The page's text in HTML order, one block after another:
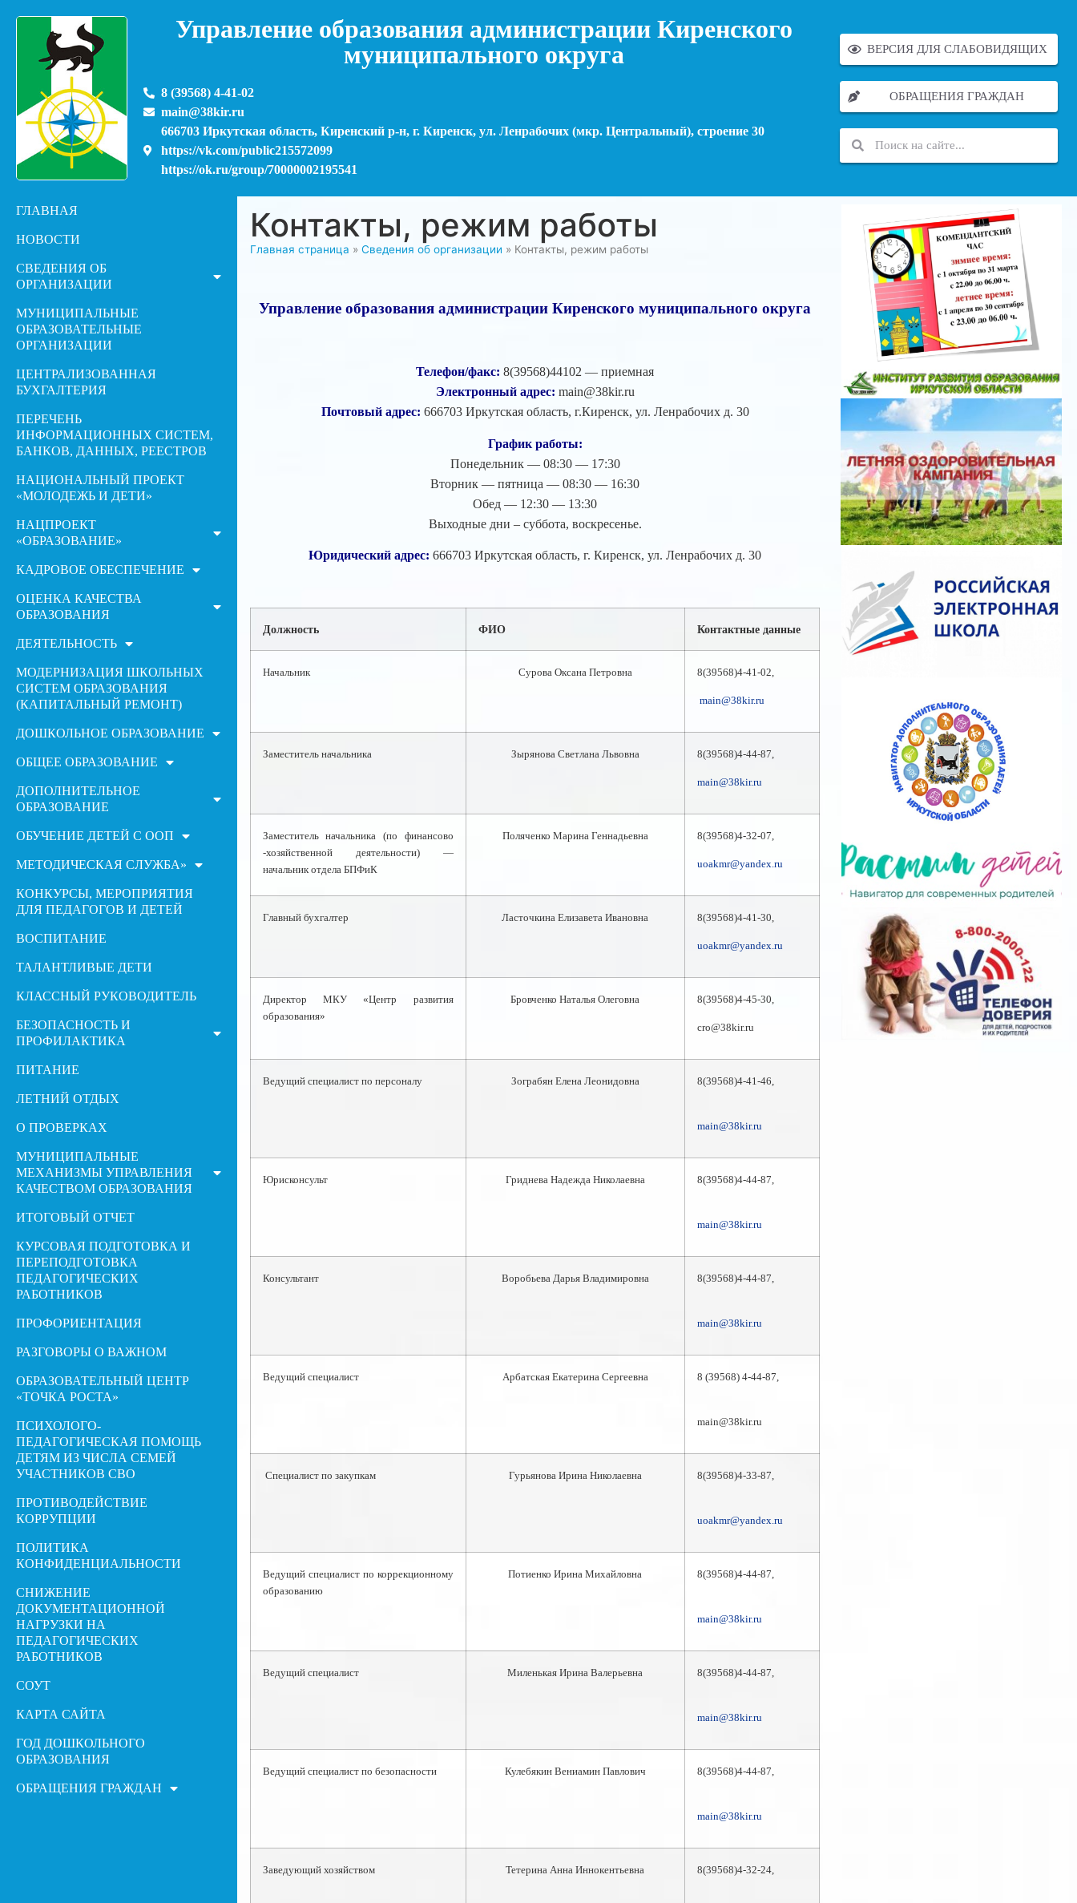
Управление образования администрации Киренского
муниципального округа
8 (39568) 4-41-02
main@38kir.ru
666703 Иркутская область, Киренский р-н, г. Киренск, ул. Ленрабочих (мкр. Центральный), строение 30
https://vk.com/public215572099
https://ok.ru/group/70000002195541
ВЕРСИЯ ДЛЯ СЛАБОВИДЯЩИХ
ОБРАЩЕНИЯ ГРАЖДАН
ГЛАВНАЯ
НОВОСТИ
СВЕДЕНИЯ ОБ
ОРГАНИЗАЦИИ
МУНИЦИПАЛЬНЫЕ
ОБРАЗОВАТЕЛЬНЫЕ
ОРГАНИЗАЦИИ
ЦЕНТРАЛИЗОВАННАЯ
БУХГАЛТЕРИЯ
ПЕРЕЧЕНЬ
ИНФОРМАЦИОННЫХ СИСТЕМ,
БАНКОВ, ДАННЫХ, РЕЕСТРОВ
НАЦИОНАЛЬНЫЙ ПРОЕКТ
«МОЛОДЕЖЬ И ДЕТИ»
НАЦПРОЕКТ
«ОБРАЗОВАНИЕ»
КАДРОВОЕ ОБЕСПЕЧЕНИЕ
ОЦЕНКА КАЧЕСТВА
ОБРАЗОВАНИЯ
ДЕЯТЕЛЬНОСТЬ
МОДЕРНИЗАЦИЯ ШКОЛЬНЫХ
СИСТЕМ ОБРАЗОВАНИЯ
(КАПИТАЛЬНЫЙ РЕМОНТ)
ДОШКОЛЬНОЕ ОБРАЗОВАНИЕ
ОБЩЕЕ ОБРАЗОВАНИЕ
ДОПОЛНИТЕЛЬНОЕ
ОБРАЗОВАНИЕ
ОБУЧЕНИЕ ДЕТЕЙ С ООП
МЕТОДИЧЕСКАЯ СЛУЖБА»
КОНКУРСЫ, МЕРОПРИЯТИЯ
ДЛЯ ПЕДАГОГОВ И ДЕТЕЙ
ВОСПИТАНИЕ
ТАЛАНТЛИВЫЕ ДЕТИ
КЛАССНЫЙ РУКОВОДИТЕЛЬ
БЕЗОПАСНОСТЬ И
ПРОФИЛАКТИКА
ПИТАНИЕ
ЛЕТНИЙ ОТДЫХ
О ПРОВЕРКАХ
МУНИЦИПАЛЬНЫЕ
МЕХАНИЗМЫ УПРАВЛЕНИЯ
КАЧЕСТВОМ ОБРАЗОВАНИЯ
ИТОГОВЫЙ ОТЧЕТ
КУРСОВАЯ ПОДГОТОВКА И
ПЕРЕПОДГОТОВКА
ПЕДАГОГИЧЕСКИХ
РАБОТНИКОВ
ПРОФОРИЕНТАЦИЯ
РАЗГОВОРЫ О ВАЖНОМ
ОБРАЗОВАТЕЛЬНЫЙ ЦЕНТР
«ТОЧКА РОСТА»
ПСИХОЛОГО-
ПЕДАГОГИЧЕСКАЯ ПОМОЩЬ
ДЕТЯМ ИЗ ЧИСЛА СЕМЕЙ
УЧАСТНИКОВ СВО
ПРОТИВОДЕЙСТВИЕ
КОРРУПЦИИ
ПОЛИТИКА
КОНФИДЕНЦИАЛЬНОСТИ
СНИЖЕНИЕ
ДОКУМЕНТАЦИОННОЙ
НАГРУЗКИ НА
ПЕДАГОГИЧЕСКИХ
РАБОТНИКОВ
СОУТ
КАРТА САЙТА
ГОД ДОШКОЛЬНОГО
ОБРАЗОВАНИЯ
ОБРАЩЕНИЯ ГРАЖДАН
Контакты, режим работы
Главная страница » Сведения об организации » Контакты, режим работы
Управление образования администрации Киренского муниципального округа
Телефон/факс: 8(39568)44102 — приемная
Электронный адрес: main@38kir.ru
Почтовый адрес: 666703 Иркутская область, г.Киренск, ул. Ленрабочих д. 30
График работы:
Понедельник — 08:30 — 17:30
Вторник — пятница — 08:30 — 16:30
Обед — 12:30 — 13:30
Выходные дни – суббота, воскресенье.
Юридический адрес: 666703 Иркутская область, г. Киренск, ул. Ленрабочих д. 30
Должность ФИО Контактные данные
Начальник Сурова Оксана Петровна 8(39568)4-41-02,
main@38kir.ru
Заместитель начальника Зырянова Светлана Львовна 8(39568)4-44-87,
main@38kir.ru
Заместитель начальника (по финансово
-хозяйственной деятельности) —
начальник отдела БПФиК
Поляченко Марина Геннадьевна 8(39568)4-32-07,
uoakmr@yandex.ru
Главный бухгалтер ЛасточкинаЕлизавета Ивановна 8(39568)4-41-30,
uoakmr@yandex.ru
Директор МКУ «Центр развития
образования»
БровченкоНаталья Олеговна 8(39568)4-45-30,
cro@38kir.ru
Ведущий специалист по персоналу Зограбян Елена Леонидовна 8(39568)4-41-46,
main@38kir.ru
Юрисконсульт Гриднева Надежда Николаевна 8(39568)4-44-87,
main@38kir.ru
Консультант Воробьева Дарья Владимировна 8(39568)4-44-87,
main@38kir.ru
Ведущий специалист Арбатская Екатерина Сергеевна 8 (39568) 4-44-87,
main@38kir.ru
Специалист по закупкам Гурьянова Ирина Николаевна 8(39568)4-33-87,
uoakmr@yandex.ru
Ведущий специалист по коррекционному
образованию
Потиенко Ирина Михайловна 8(39568)4-44-87,
main@38kir.ru
Ведущий специалист Миленькая Ирина Валерьевна 8(39568)4-44-87,
main@38kir.ru
Ведущий специалист по безопасности Кулебякин Вениамин Павлович 8(39568)4-44-87,
main@38kir.ru
Заведующий хозяйством Тетерина Анна Иннокентьевна 8(39568)4-32-24,